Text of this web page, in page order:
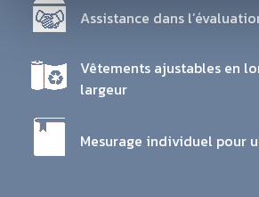
Assistance dans
Vêtements ajustables en
largeur
Mesurage individuel pour